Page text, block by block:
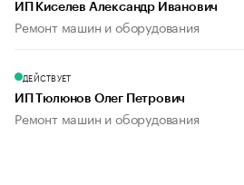
ИП Киселев Александр Иванович
Ремонт машин и оборудования
ДЕЙСТВУЕТ
ИП Тюлюнов Олег Петрович
Ремонт машин и оборудования